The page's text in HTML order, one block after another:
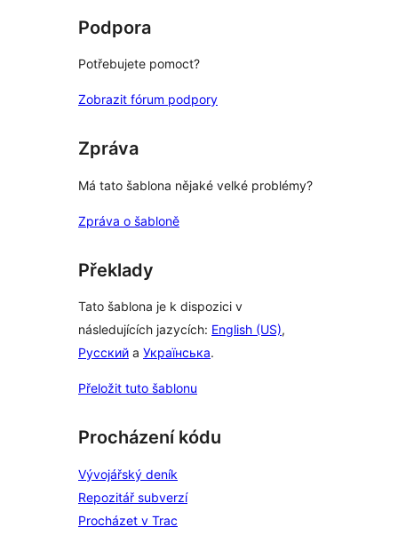
Podpora
Potřebujete pomoct?
Zobrazit fórum podpory
Zpráva
Má tato šablona nějaké velké problémy?
Zpráva o šabloně
Překlady
Tato šablona je k dispozici v
následujících jazycích: English (US),
Русский a Українська.
Přeložit tuto šablonu
Procházení kódu
Vývojářský deník
Repozitář subverzí
Procházet v Trac